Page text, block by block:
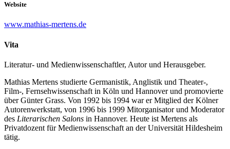
Website
www.mathias-mertens.de
Vita
Literatur- und Medienwissenschaftler, Autor und Herausgeber.
Mathias Mertens studierte Germanistik, Anglistik und Theater-,
Film-, Fernsehwissenschaft in Köln und Hannover und promovierte
über Günter Grass. Von 1992 bis 1994 war er Mitglied der Kölner
Autorenwerkstatt, von 1996 bis 1999 Mitorganisator und Moderator
des Literarischen Salons in Hannover. Heute ist Mertens als
Privatdozent für Medienwissenschaft an der Universität Hildesheim
tätig.